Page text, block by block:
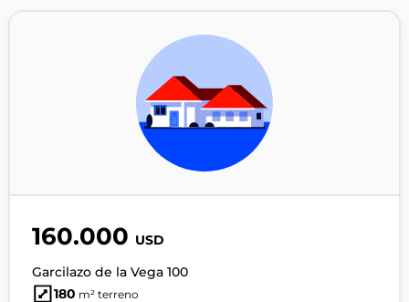
160.000 USD
Garcilazo de la Vega 100
180 m² terreno